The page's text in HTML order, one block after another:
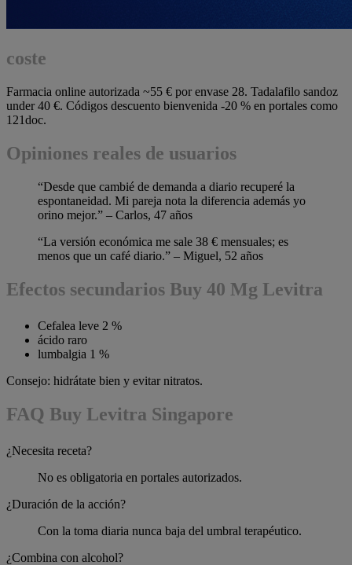
coste
Farmacia online autorizada ~55 € por envase 28. Tadalafilo sandoz
under 40 €. Códigos descuento bienvenida -20 % en portales como
121doc.
Opiniones reales de usuarios
“Desde que cambié de demanda a diario recuperé la
espontaneidad. Mi pareja nota la diferencia además yo
orino mejor.” – Carlos, 47 años
“La versión económica me sale 38 € mensuales; es
menos que un café diario.” – Miguel, 52 años
Efectos secundarios Buy 40 Mg Levitra
Cefalea leve 2 %
ácido raro
lumbalgia 1 %
Consejo: hidrátate bien y evitar nitratos.
FAQ Buy Levitra Singapore
¿Necesita receta?
No es obligatoria en portales autorizados.
¿Duración de la acción?
Con la toma diaria nunca baja del umbral terapéutico.
¿Combina con alcohol?